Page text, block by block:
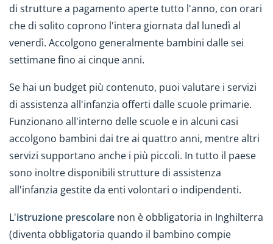
di strutture a pagamento aperte tutto l'anno, con orari
che di solito coprono l'intera giornata dal lunedì al
venerdì. Accolgono generalmente bambini dalle sei
settimane fino ai cinque anni.
Se hai un budget più contenuto, puoi valutare i servizi
di assistenza all'infanzia offerti dalle scuole primarie.
Funzionano all'interno delle scuole e in alcuni casi
accolgono bambini dai tre ai quattro anni, mentre altri
servizi supportano anche i più piccoli. In tutto il paese
sono inoltre disponibili strutture di assistenza
all'infanzia gestite da enti volontari o indipendenti.
L'istruzione prescolare non è obbligatoria in Inghilterra
(diventa obbligatoria quando il bambino compie